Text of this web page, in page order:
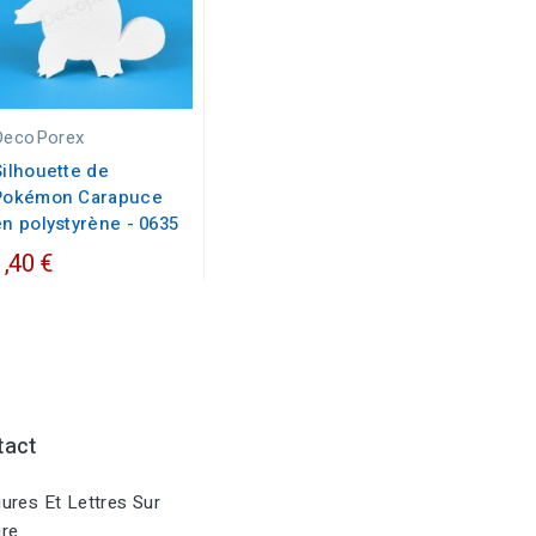
de
Carapuce
polystyrène - 0635
€
Et Lettres Sur